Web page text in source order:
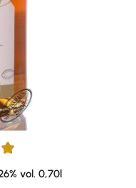
4.94 von 5 Sternen
vol. 0,70l